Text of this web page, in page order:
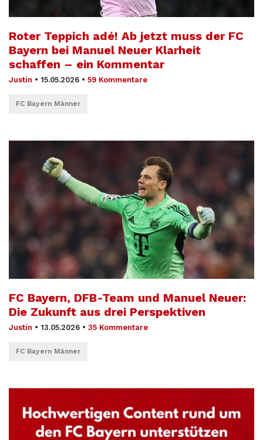
Roter Teppich adé! Ab jetzt muss der FC
Bayern bei Manuel Neuer Klarheit
schaffen – ein Kommentar
Justin • 15.05.2026 • 59 Kommentare
FC Bayern Männer
FC Bayern, DFB-Team und Manuel Neuer:
Die Zukunft aus drei Perspektiven
Justin • 13.05.2026 • 35 Kommentare
FC Bayern Männer